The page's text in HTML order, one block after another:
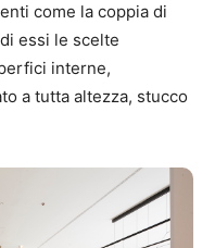
come la coppia di
essi le scelte
interne,
a tutta altezza, stucco